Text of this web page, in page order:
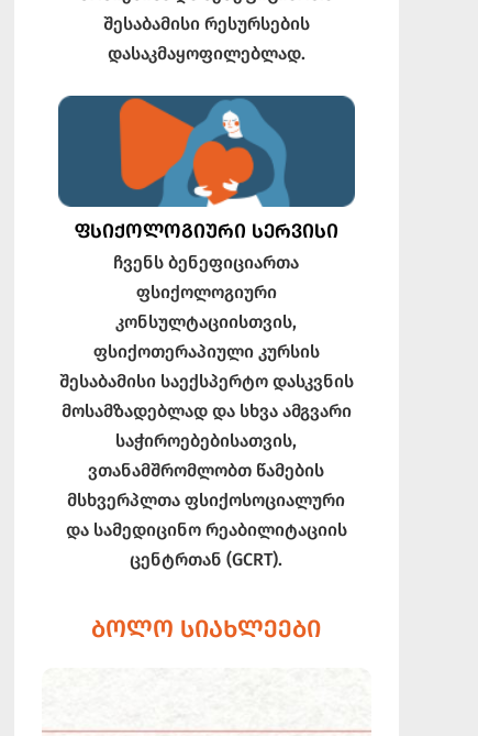
შესაბამისი რესურსების
დასაკმაყოფილებლად.
ᲤᲡᲘᲥᲝᲚᲝᲒᲘᲣᲠᲘ ᲡᲔᲠᲕᲘᲡᲘ
ჩვენს ბენეფიციართა
ფსიქოლოგიური
კონსულტაციისთვის,
ფსიქოთერაპიული კურსის
შესაბამისი საექსპერტო დასკვნის
მოსამზადებლად და სხვა ამგვარი
საჭიროებებისათვის,
ვთანამშრომლობთ წამების
მსხვერპლთა ფსიქოსოციალური
და სამედიცინო რეაბილიტაციის
ცენტრთან (GCRT).
ᲑᲝᲚᲝ ᲡᲘᲐᲮᲚᲔᲔᲑᲘ